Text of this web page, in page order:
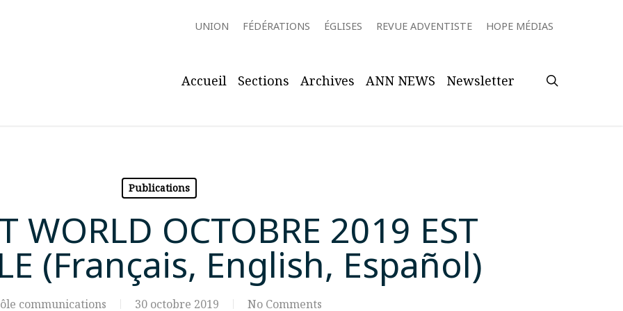
UNION FÉDÉRATIONS ÉGLISES REVUE ADVENTISTE HOPE MÉDIAS
Accueil Sections Archives ANN NEWS Newsletter
Publications
WORLD OCTOBRE 2019 EST
(Français, English, Español)
communications 30 octobre 2019 No Comments